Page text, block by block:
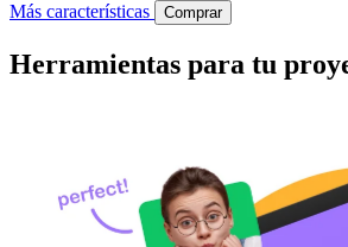
Más características Comprar
Herramientas para tu